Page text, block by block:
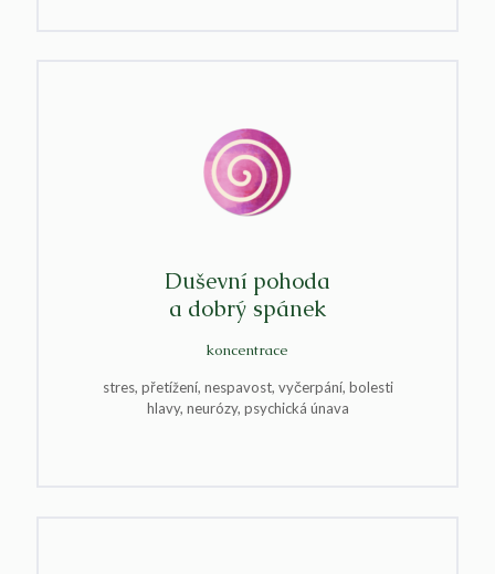
Duševní pohoda
a dobrý spánek
koncentrace
stres, přetížení, nespavost, vyčerpání, bolesti
hlavy, neurózy, psychická únava